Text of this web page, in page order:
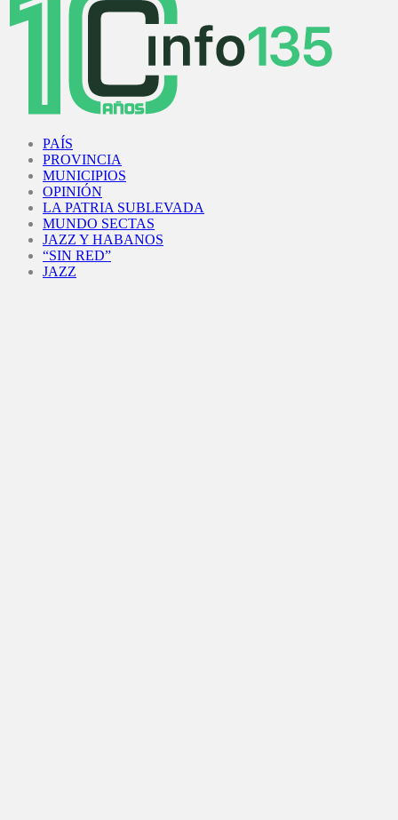
PAÍS
PROVINCIA
MUNICIPIOS
OPINIÓN
LA PATRIA SUBLEVADA
MUNDO SECTAS
JAZZ Y HABANOS
“SIN RED”
JAZZ